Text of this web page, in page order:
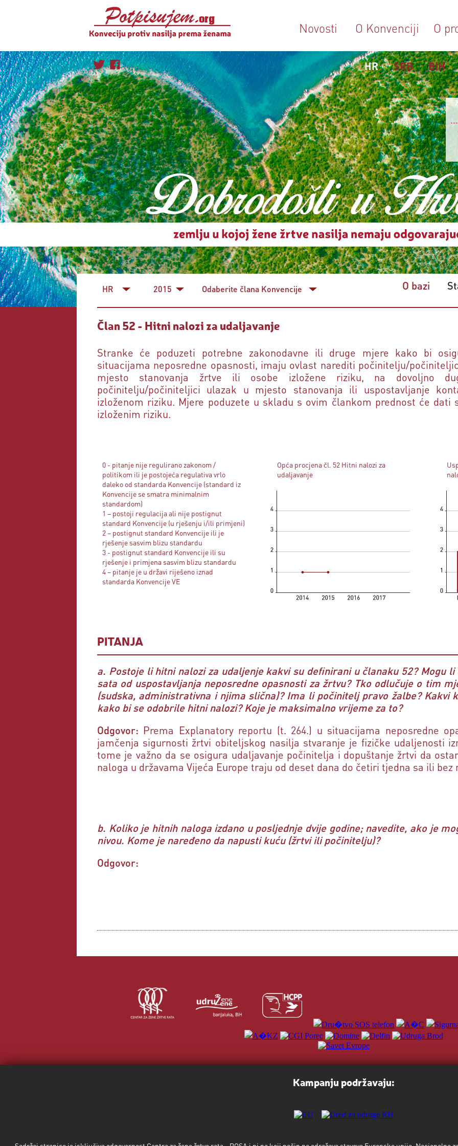
Novosti O Konvenciji O
HRSRB BIH
HR 2015 Odaberite člana Konvencije O bazi
Član 52 - Hitni nalozi za udaljavanje
Stranke će poduzeti potrebne zakonodavne ili druge mjere kako bi
situacijama neposredne opasnosti, imaju ovlast narediti počinitelju/
mjesto stanovanja žrtve ili osobe izložene riziku, na dovoljno
počinitelju/počiniteljici ulazak u mjesto stanovanja ili uspostavljanje
izloženom riziku. Mjere poduzete u skladu s ovim člankom prednost će dati
izloženim riziku.
0 - pitanje nije regulirano zakonom /
politikom ili je postojeća regulativa vrlo
daleko od standarda Konvencije (standard iz
Konvencije se smatra minimalnim
standardom)
1 – postoji regulacija ali nije postignut
standard Konvencije (u rješenju i/ili primjeni)
2 – postignut standard Konvencije ili je
rješenje sasvim blizu standardu
3 - postignut standard Konvencije ili su
rješenje i primjena sasvim blizu standardu
4 – pitanje je u državi riješeno iznad
standarda Konvencije VE
Opća procjena čl. 52 Hitni nalozi za
udaljavanje
PITANJA
a. Postoje li hitni nalozi za udaljenje kakvi su definirani u članaku 52? Mogu
sata od uspostavljanja neposredne opasnosti za žrtvu? Tko odlučuje o tim
(sudska, administrativna i njima slična)? Ima li počinitelj pravo žalbe?
kako bi se odobrile hitni nalozi? Koje je maksimalno vrijeme za to?
Odgovor: Prema Explanatory reportu (t. 264.) u situacijama neposredne
jamčenja sigurnosti žrtvi obiteljskog nasilja stvaranje je fizičke udaljenosti
tome je važno da se osigura udaljavanje počinitelja i dopuštanje žrtvi da
naloga u državama Vijeća Europe traju od deset dana do četiri tjedna sa ili
b. Koliko je hitnih naloga izdano u posljednje dvije godine; navedite, ako je
nivou. Kome je naređeno da napusti kuću (žrtvi ili počinitelju)?
Odgovor:
Kampanju podržavaju: